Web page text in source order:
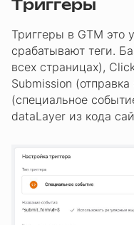
Триггеры
Триггеры в GTM это
срабатывают теги.
всех страницах),
Submission
(специальное
dataLayer из кода